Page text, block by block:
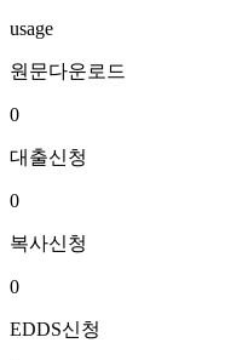
usage
원문다운로드
0
대출신청
0
복사신청
0
EDDS신청